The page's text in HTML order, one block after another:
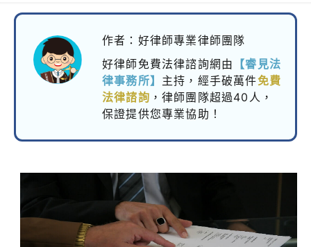
作者：好律師專業律師團隊
好律師免費法律諮詢網由
【睿見法
律事務所】 主持， 經手破萬件免費
法律諮詢 ，律師團隊超過40人，
保證提供您專業協助！